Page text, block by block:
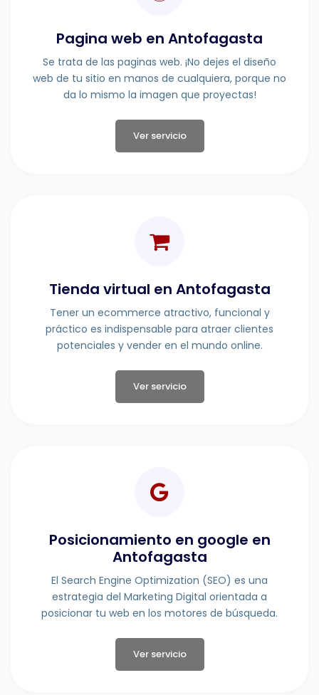
Pagina web en Antofagasta
Se trata de las paginas web. ¡No dejes el diseño
web de tu sitio en manos de cualquiera, porque no
da lo mismo la imagen que proyectas!
Ver servicio
Tienda virtual en Antofagasta
Tener un ecommerce atractivo, funcional y
práctico es indispensable para atraer clientes
potenciales y vender en el mundo online.
Ver servicio
Posicionamiento en google en
Antofagasta
El Search Engine Optimization (SEO) es una
estrategia del Marketing Digital orientada a
posicionar tu web en los motores de búsqueda.
Ver servicio